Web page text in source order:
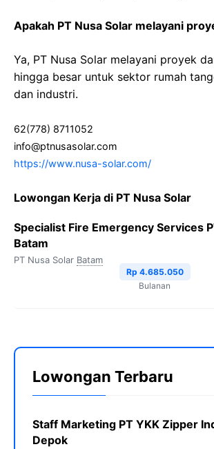
Apakah PT Nusa Solar melayani
Ya, PT Nusa Solar melayani proyek
hingga besar untuk sektor rumah
dan industri.
62(778) 8711052
info@ptnusasolar.com
https://www.nusa-solar.com/
Lowongan Kerja di PT Nusa Solar
Specialist Fire Emergency Services
Batam
PT Nusa Solar Batam
Rp 4.685.050
Bulanan
Lowongan Terbaru
Staff Marketing PT YKK Zipper
Depok